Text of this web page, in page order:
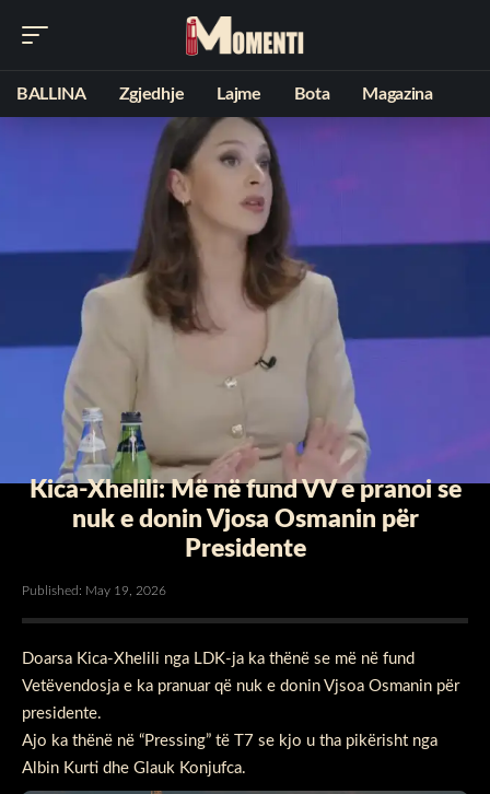
BALLINA Zgjedhje Lajme Bota Magazina
Kica-Xhelili: Më në fund VV e pranoi se
nuk e donin Vjosa Osmanin për
Presidente
Published: May 19, 2026
Doarsa Kica-Xhelili nga LDK-ja ka thënë se më në fund
Vetëvendosja e ka pranuar që nuk e donin Vjsoa Osmanin për
presidente.
Ajo ka thënë në “Pressing” të T7 se kjo u tha pikërisht nga
Albin Kurti dhe Glauk Konjufca.